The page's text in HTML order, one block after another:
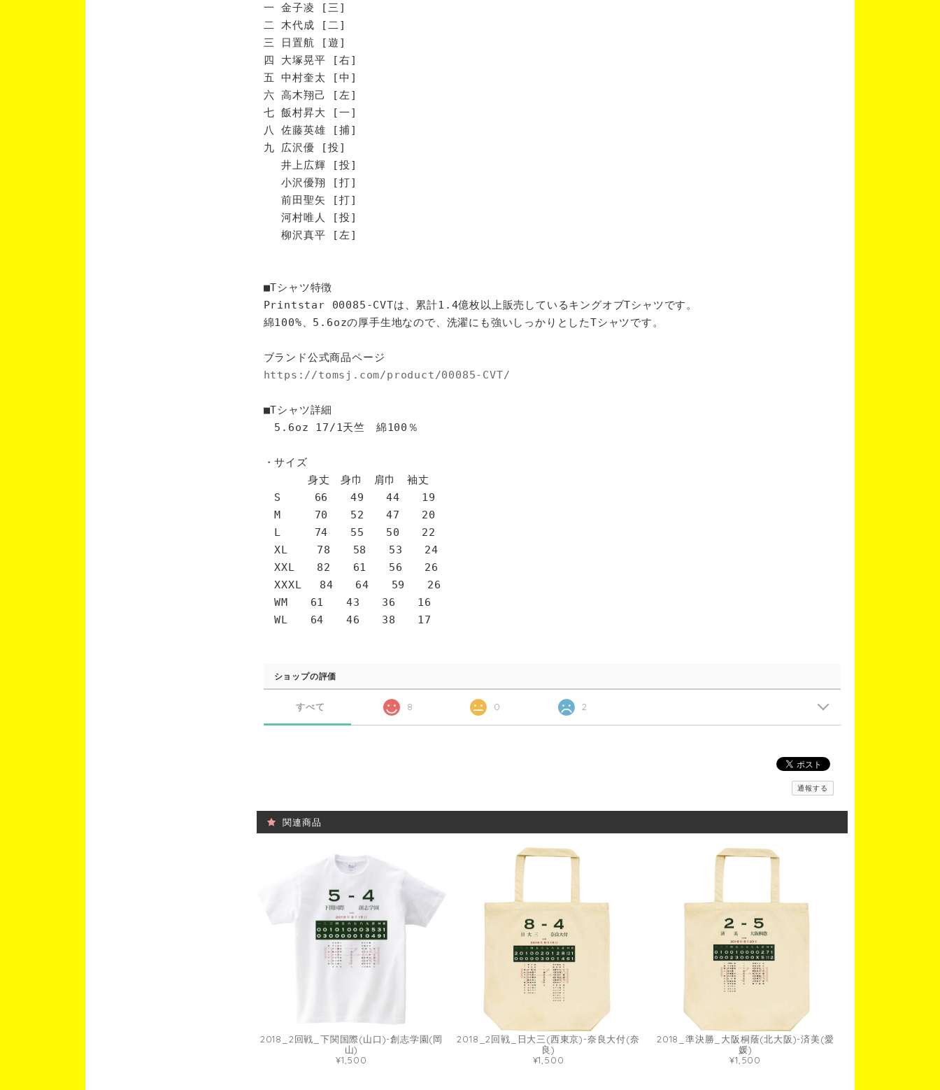
一 金子凌 [三]
二 木代成 [二]
三 日置航 [遊]
四 大塚晃平 [右]
五 中村奎太 [中]
六 高木翔己 [左]
七 飯村昇大 [一]
八 佐藤英雄 [捕]
九 広沢優 [投]
井上広輝 [投]
小沢優翔 [打]
前田聖矢 [打]
河村唯人 [投]
柳沢真平 [左]
■Tシャツ特徴
Printstar 00085-CVTは、累計1.4億枚以上販売しているキングオブTシャツです。
綿100%、5.6ozの厚手生地なので、洗濯にも強いしっかりとしたTシャツです。
ブランド公式商品ページ
https://tomsj.com/product/00085-CVT/
■Tシャツ詳細
5.6oz 17/1天竺 綿100％
・サイズ
身丈 身巾 肩巾 袖丈
S 66 49 44 19
M 70 52 47 20
L 74 55 50 22
XL 78 58 53 24
XXL 82 61 56 26
XXXL 84 64 59 26
WM 61 43 36 16
WL 64 46 38 17
ショップの評価
すべて 8 0 2
通報する
関連商品
2018_2回戦_下関国際(山口)-創志学園(岡
山)
¥1,500
2018_2回戦_日大三(西東京)-奈良大付(奈
良)
¥1,500
2018_準決勝_大阪桐蔭(北大阪)-済美(愛
媛)
¥1,500